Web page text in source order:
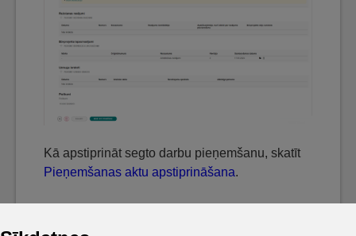
Kā apstiprināt segto darbu pieņemšanu, skatīt
Pieņemšanas aktu apstiprināšana.